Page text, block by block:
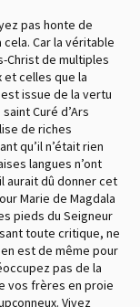
pas honte de
Car la véritable
Christ de multiples
celles que la
issue de la vertu
Curé d’Ars
de riches
qu’il n’était rien
langues n’ont
aurait dû donner cet
Marie de Magdala
pieds du Seigneur
toute critique, ne
est de même pour
pas de la
vos frères en proie
Vivez